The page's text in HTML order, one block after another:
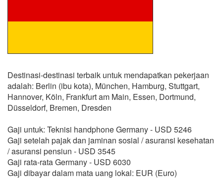
Destinasi-destinasi terbaik untuk mendapatkan pekerjaan
adalah: Berlin (ibu kota), München, Hamburg, Stuttgart,
Hannover, Köln, Frankfurt am Main, Essen, Dortmund,
Düsseldorf, Bremen, Dresden
Gaji untuk: Teknisi handphone Germany - USD 5246
Gaji setelah pajak dan jaminan sosial / asuransi kesehatan
/ asuransi pensiun - USD 3545
Gaji rata-rata Germany - USD 6030
Gaji dibayar dalam mata uang lokal: EUR (Euro)